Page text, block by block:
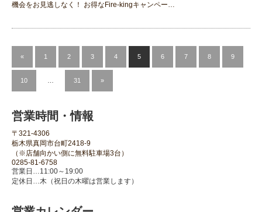
機会をお見逃しなく！ お得なFire-kingキャンペー…
« 1 2 3 4 5 6 7 8 9
10 31 »
営業時間・情報
〒321-4306
栃木県真岡市台町2418-9
（※店舗向かい側に無料駐車場3台）
0285-81-6758
営業日…11:00～19:00
定休日…木（祝日の木曜は営業します）